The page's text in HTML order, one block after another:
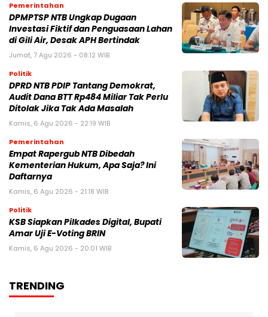
Pemerintahan
DPMPTSP NTB Ungkap Dugaan
Investasi Fiktif dan Penguasaan Lahan
di Gili Air, Desak APH Bertindak
Jumat, 7 Agu 2026 - 08:12 WIB
Politik
DPRD NTB PDIP Tantang Demokrat,
Audit Dana BTT Rp484 Miliar Tak Perlu
Ditolak Jika Tak Ada Masalah
Kamis, 6 Agu 2026 - 22:19 WIB
Pemerintahan
Empat Rapergub NTB Dibedah
Kementerian Hukum, Apa Saja? Ini
Daftarnya
Kamis, 6 Agu 2026 - 21:18 WIB
Politik
KSB Siapkan Pilkades Digital, Bupati
Amar Uji E-Voting BRIN
Kamis, 6 Agu 2026 - 20:01 WIB
TRENDING